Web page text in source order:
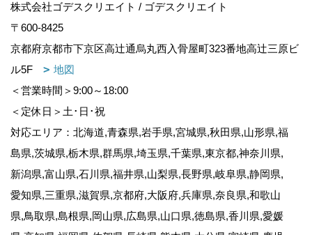
株式会社ゴデスクリエイト / ゴデスクリエイト
〒600-8425
京都府京都市下京区高辻通烏丸西入骨屋町323番地高辻三原ビ
ル5F
地図
＜営業時間＞9:00～18:00
＜定休日＞土･日･祝
対応エリア：北海道,青森県,岩手県,宮城県,秋田県,山形県,福
島県,茨城県,栃木県,群馬県,埼玉県,千葉県,東京都,神奈川県,
新潟県,富山県,石川県,福井県,山梨県,長野県,岐阜県,静岡県,
愛知県,三重県,滋賀県,京都府,大阪府,兵庫県,奈良県,和歌山
県,鳥取県,島根県,岡山県,広島県,山口県,徳島県,香川県,愛媛